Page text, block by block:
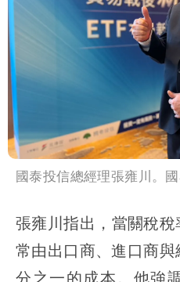
國泰投信總經理張雍川。
張雍川指出，當關稅
常由出口商、進口商
分之一的成本。他強